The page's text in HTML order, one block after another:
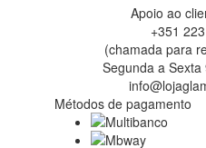
Apoio ao
+351
(chamada para
Segunda a
Métodos de pagamento